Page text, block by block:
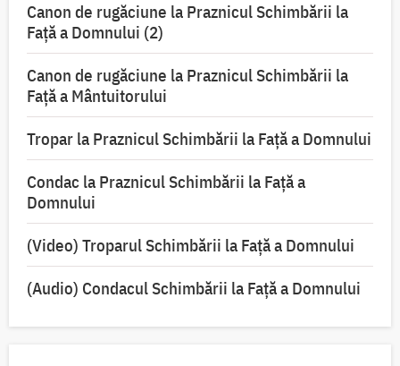
Canon de rugăciune la Praznicul Schimbării la
Faţă a Domnului (2)
Canon de rugăciune la Praznicul Schimbării la
Față a Mântuitorului
Tropar la Praznicul Schimbării la Faţă a Domnului
Condac la Praznicul Schimbării la Faţă a
Domnului
(Video) Troparul Schimbării la Față a Domnului
(Audio) Condacul Schimbării la Față a Domnului